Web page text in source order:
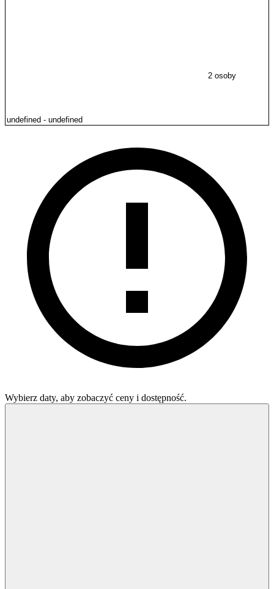
2 osoby
Wybierz daty, aby zobaczyć ceny i dostępność.